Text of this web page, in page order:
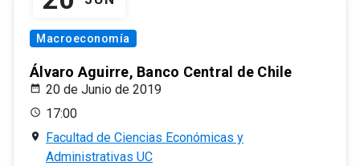
Macroeconomía
Álvaro Aguirre, Banco Central de Chile
20 de Junio de 2019
17:00
Facultad de Ciencias Económicas y
Administrativas UC